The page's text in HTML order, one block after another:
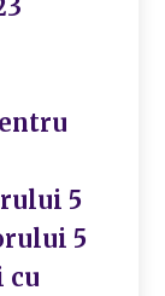
5
5
cu